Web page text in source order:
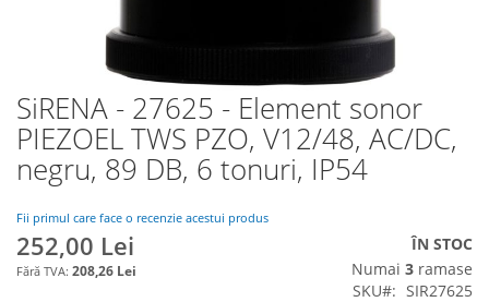
SiRENA - 27625 - Element sonor
PIEZOEL TWS PZO, V12/48, AC/DC,
negru, 89 DB, 6 tonuri, IP54
Fii primul care face o recenzie acestui produs
252,00 Lei
208,26 Lei
ÎN STOC
Numai 3 ramase
SKU
SIR27625
Skip
to
the
beginning
the
images
gallery